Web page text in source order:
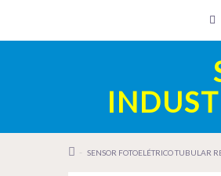
SENSOR FOTOELÉTRICO TUBULAR